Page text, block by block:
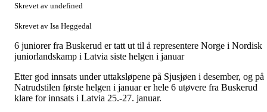
Skrevet av undefined
Skrevet av Isa Heggedal
6 juniorer fra Buskerud er tatt ut til å representere Norge i Nordisk
juniorlandskamp i Latvia siste helgen i januar
Etter god innsats under uttaksløpene på Sjusjøen i desember, og på
Natrudstilen første helgen i januar er hele 6 utøvere fra Buskerud
klare for innsats i Latvia 25.-27. januar.